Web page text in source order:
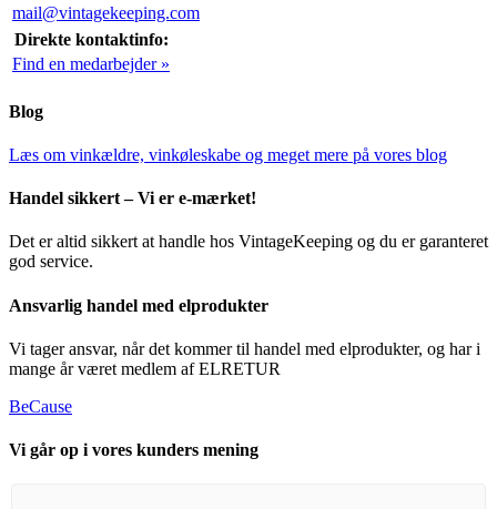
mail@vintagekeeping.com
Direkte kontaktinfo:
Find en medarbejder »
Blog
Læs om vinkældre, vinkøleskabe og meget mere på vores blog
Handel sikkert – Vi er e-mærket!
Det er altid sikkert at handle hos VintageKeeping og du er garanteret
god service.
Ansvarlig handel med elprodukter
Vi tager ansvar, når det kommer til handel med elprodukter, og har i
mange år været medlem af ELRETUR
BeCause
Vi går op i vores kunders mening